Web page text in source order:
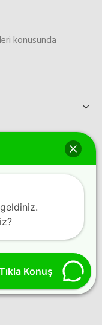
konusunda
Dijital AjansKreatif
Konuş